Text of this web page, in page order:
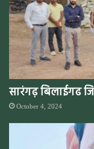
सारंगढ़ बिलाईगढ
October 4, 2024